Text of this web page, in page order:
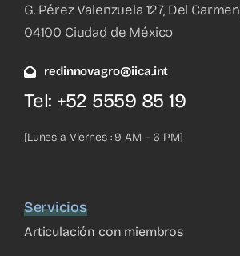
G. Pérez Valenzuela 127, Del
04100 Ciudad de México
redinnovagro@iica.int
Tel: +52 5559 85 19
[Lunes a Viernes : 9 AM – 6 PM]
Servicios
Articulación con miembros